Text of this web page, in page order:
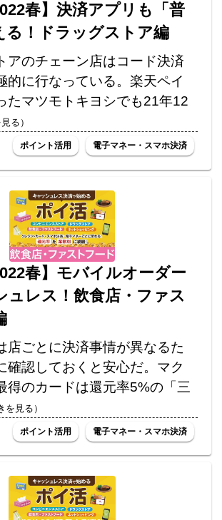
春】決済アプリも「普
る！ドラッグストア編
アのチェーン店はコード決済
的に行なっている。楽天ペイ
たマツモトキヨシでも21年12
る）
ポイント活用 電子マネー・スマホ決済
春】モバイルオーダー
ュレス！飲食店・ファス
ごとに決済事情が異なるた
確認しておくと安心だ。マク
得のカードは還元率5%の「三
を見る）
ポイント活用 電子マネー・スマホ決済